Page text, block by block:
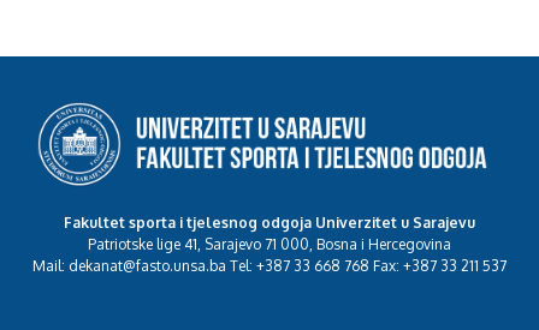
Fakultet sporta i tjelesnog odgoja Univerzitet u Sarajevu
Patriotske lige 41, Sarajevo 71 000, Bosna i Hercegovina
Mail: dekanat@fasto.unsa.ba Tel: +387 33 668 768 Fax: +387 33 211 537